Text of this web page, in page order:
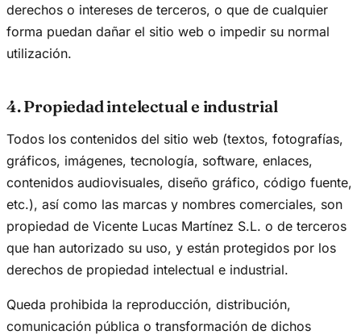
derechos o intereses de terceros, o que de cualquier
forma puedan dañar el sitio web o impedir su normal
utilización.
4. Propiedad intelectual e industrial
Todos los contenidos del sitio web (textos, fotografías,
gráficos, imágenes, tecnología, software, enlaces,
contenidos audiovisuales, diseño gráfico, código fuente,
etc.), así como las marcas y nombres comerciales, son
propiedad de Vicente Lucas Martínez S.L. o de terceros
que han autorizado su uso, y están protegidos por los
derechos de propiedad intelectual e industrial.
Queda prohibida la reproducción, distribución,
comunicación pública o transformación de dichos